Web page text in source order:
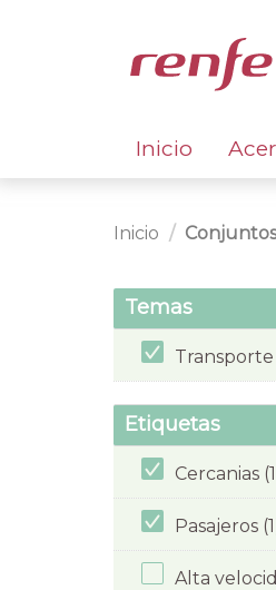
Inicio
Inicio
Temas
Transporte
Etiquetas
Cercanias
Pasajeros
Alta